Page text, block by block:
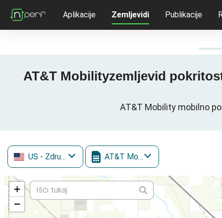
Aplikacije Zemljevidi Publikacije
AT&T Mobilityzemljevid
AT&T Mobility mobilno
US - Združene države Amerike AT&T Mobility
+
−